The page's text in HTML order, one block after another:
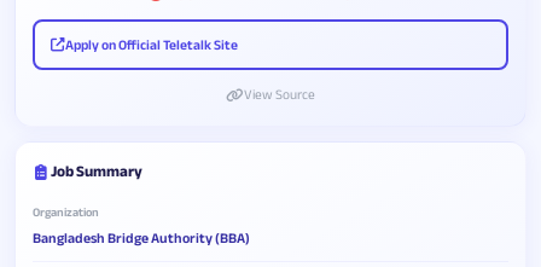
Apply on Official Teletalk Site
View Source
Job Summary
Organization
Bangladesh Bridge Authority (BBA)